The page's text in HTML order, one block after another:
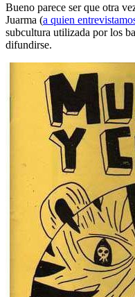
Bueno parece ser que otra
Juarma (a quien
subcultura utilizada por los
difundirse.